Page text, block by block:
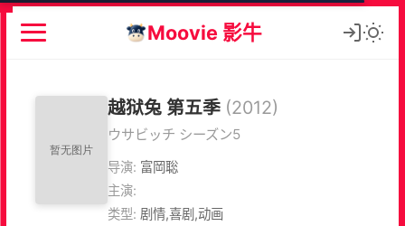
Moovie 影牛
越狱兔 第五季 (2012)
ウサビッチ シーズン5
导演: 富岡聡
主演:
类型: 剧情,喜剧,动画